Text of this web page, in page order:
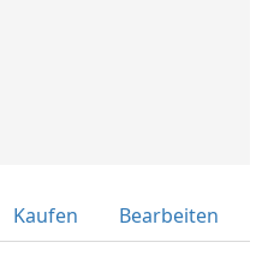
Kaufen Bearbeiten